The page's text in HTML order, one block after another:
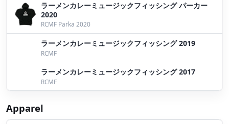
ラーメンカレーミュージックフィッシング パーカー
2020
RCMF Parka 2020
ラーメンカレーミュージックフィッシング 2019
RCMF
ラーメンカレーミュージックフィッシング 2017
RCMF
Apparel